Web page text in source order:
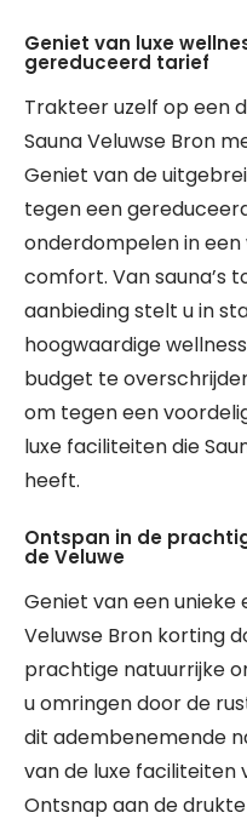
Geniet van luxe
gereduceerd tarief
Trakteer uzelf op een
Sauna Veluwse Bron
Geniet van de
tegen een
onderdompelen in
comfort. Van sauna’s
aanbieding stelt u in
hoogwaardige
budget te
om tegen een
luxe faciliteiten die
heeft.
Ontspan in de
de Veluwe
Geniet van een
Veluwse Bron korting
prachtige natuurrijke
u omringen door de
dit adembenemende
van de luxe faciliteiten
Ontsnap aan de